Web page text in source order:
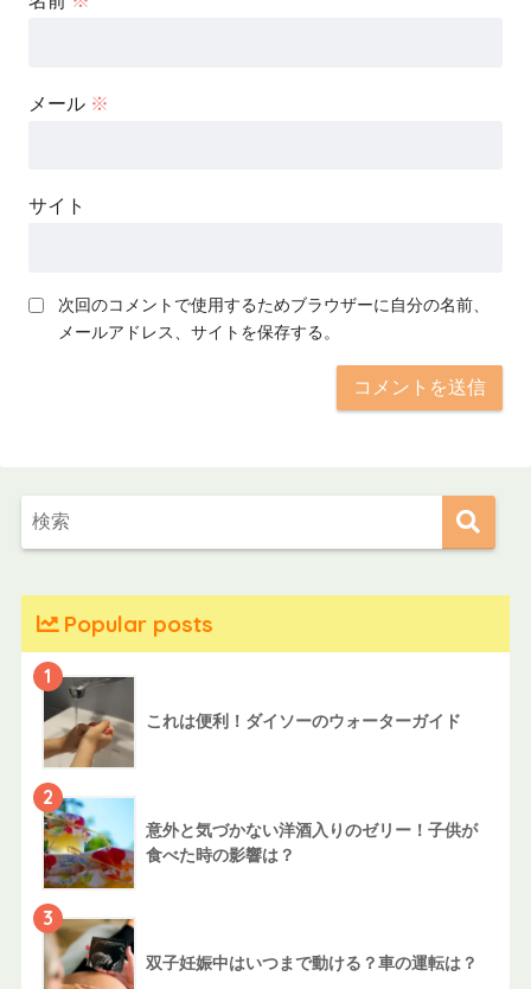
メール ※
サイト
次回のコメントで使用するためブラウザーに自分の名前、
メールアドレス、サイトを保存する。
Popular posts
1
これは便利！ダイソーのウォーターガイド
2
意外と気づかない洋酒入りのゼリー！子供が
食べた時の影響は？
3
双子妊娠中はいつまで動ける？車の運転は？